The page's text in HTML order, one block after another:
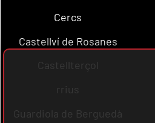
Cercs
Castellví de Rosanes
Castellterçol
rrius
Guardiola de Berguedà